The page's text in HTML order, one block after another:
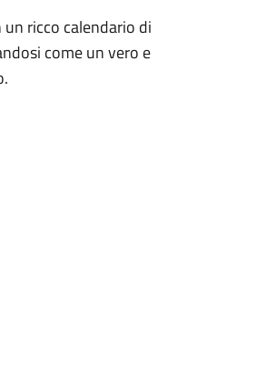
un ricco calendario di
come un vero e